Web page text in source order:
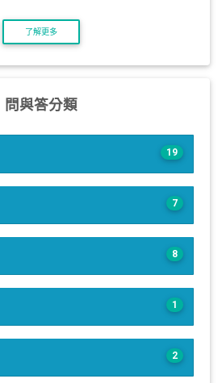
了解更多
問與答分類
19
7
8
1
2